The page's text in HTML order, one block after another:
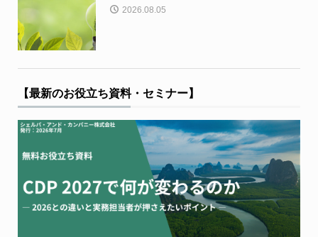
2026.08.05
【最新のお役立ち資料・セミナー】